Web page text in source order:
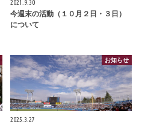
2021.9.30
今週末の活動（１０月２日・３日）
について
お知らせ
2025.3.27